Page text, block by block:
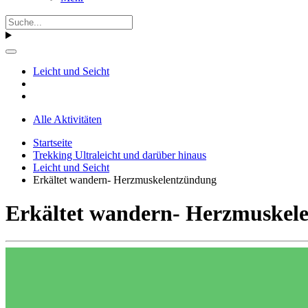
Leicht und Seicht
Alle Aktivitäten
Startseite
Trekking Ultraleicht und darüber hinaus
Leicht und Seicht
Erkältet wandern- Herzmuskelentzündung
Erkältet wandern-